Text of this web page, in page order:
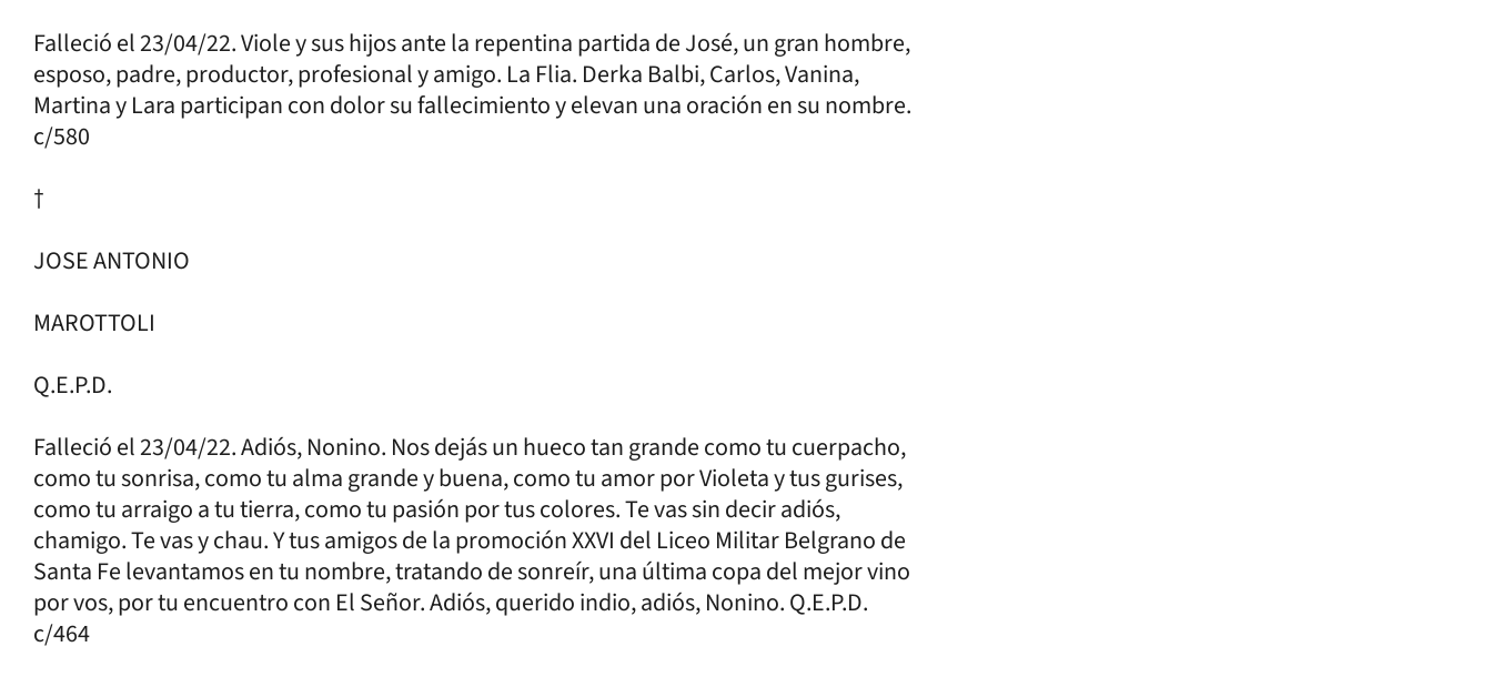
Falleció el 23/04/22. Viole y sus hijos ante la repentina partida de José, un gran hombre,
esposo, padre, productor, profesional y amigo. La Flia. Derka Balbi, Carlos, Vanina,
Martina y Lara participan con dolor su fallecimiento y elevan una oración en su nombre.
c/580
†
JOSE ANTONIO
MAROTTOLI
Q.E.P.D.
Falleció el 23/04/22. Adiós, Nonino. Nos dejás un hueco tan grande como tu cuerpacho,
como tu sonrisa, como tu alma grande y buena, como tu amor por Violeta y tus gurises,
como tu arraigo a tu tierra, como tu pasión por tus colores. Te vas sin decir adiós,
chamigo. Te vas y chau. Y tus amigos de la promoción XXVI del Liceo Militar Belgrano de
Santa Fe levantamos en tu nombre, tratando de sonreír, una última copa del mejor vino
por vos, por tu encuentro con El Señor. Adiós, querido indio, adiós, Nonino. Q.E.P.D.
c/464